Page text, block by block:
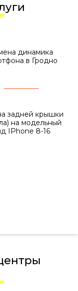
динамика
в Гродно
задней крышки
на модельный
IPhone 8-16